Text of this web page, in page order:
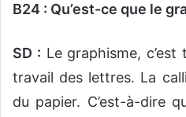
B24 : Qu’est-ce que le
SD : Le graphisme,
travail des lettres. La
du papier. C’est-à-dire